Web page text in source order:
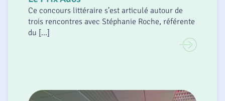
Ce concours littéraire s’est articulé autour de
trois rencontres avec Stéphanie Roche, référente
du [...]